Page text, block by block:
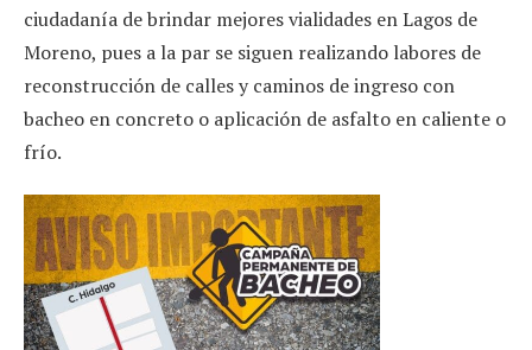
ciudadanía de brindar mejores vialidades en Lagos de
Moreno, pues a la par se siguen realizando labores de
reconstrucción de calles y caminos de ingreso con
bacheo en concreto o aplicación de asfalto en caliente o
frío.